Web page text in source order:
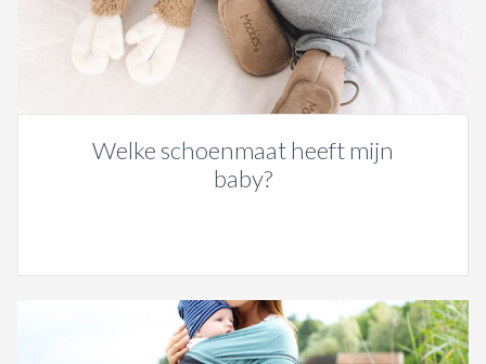
Welke schoenmaat heeft mijn
baby?